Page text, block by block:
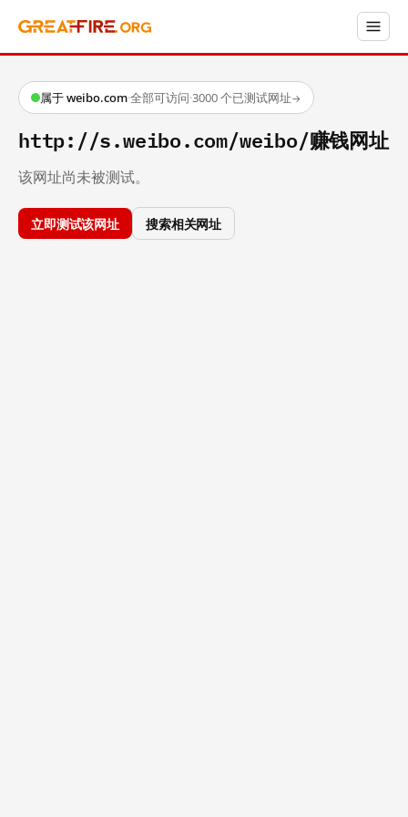
属于 weibo.com·全部可访问·3000 个已测试网址→
http://s.weibo.com/weibo/赚钱网址
该网址尚未被测试。
立即测试该网址 搜索相关网址